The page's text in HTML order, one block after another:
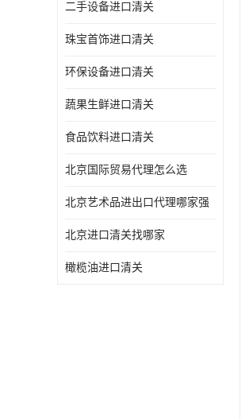
二手设备进口清关
珠宝首饰进口清关
环保设备进口清关
蔬果生鲜进口清关
食品饮料进口清关
北京国际贸易代理怎么选
北京艺术品进出口代理哪家强
北京进口清关找哪家
橄榄油进口清关